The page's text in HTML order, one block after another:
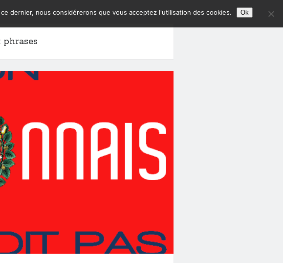
phrases
dernier, nous considérerons que vous acceptez l'utilisation des cookies. Ok